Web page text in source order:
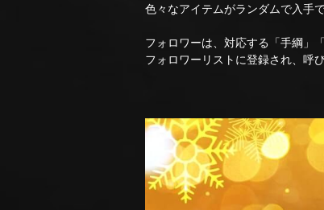
色々なアイテムがランダムで入手
フォロワーは、対応する「手綱」
フォロワーリストに登録され、呼